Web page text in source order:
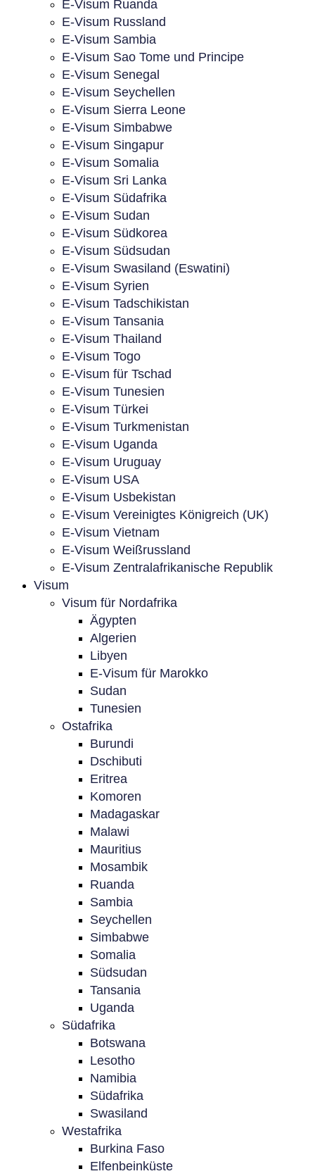
E-Visum Ruanda
E-Visum Russland
E-Visum Sambia
E-Visum Sao Tome und Principe
E-Visum Senegal
E-Visum Seychellen
E-Visum Sierra Leone
E-Visum Simbabwe
E-Visum Singapur
E-Visum Somalia
E-Visum Sri Lanka
E-Visum Südafrika
E-Visum Sudan
E-Visum Südkorea
E-Visum Südsudan
E-Visum Swasiland (Eswatini)
E-Visum Syrien
E-Visum Tadschikistan
E-Visum Tansania
E-Visum Thailand
E-Visum Togo
E-Visum für Tschad
E-Visum Tunesien
E-Visum Türkei
E-Visum Turkmenistan
E-Visum Uganda
E-Visum Uruguay
E-Visum USA
E-Visum Usbekistan
E-Visum Vereinigtes Königreich (UK)
E-Visum Vietnam
E-Visum Weißrussland
E-Visum Zentralafrikanische Republik
Visum
Visum für Nordafrika
Ägypten
Algerien
Libyen
E-Visum für Marokko
Sudan
Tunesien
Ostafrika
Burundi
Dschibuti
Eritrea
Komoren
Madagaskar
Malawi
Mauritius
Mosambik
Ruanda
Sambia
Seychellen
Simbabwe
Somalia
Südsudan
Tansania
Uganda
Südafrika
Botswana
Lesotho
Namibia
Südafrika
Swasiland
Westafrika
Burkina Faso
Elfenbeinküste